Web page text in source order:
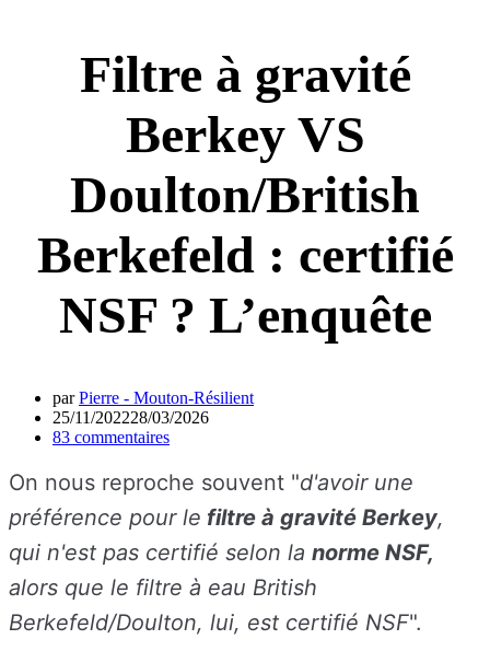
Filtre à gravité
Berkey VS
Doulton/British
Berkefeld : certifié
NSF ? L’enquête
parPierre - Mouton-Résilient
25/11/202228/03/2026
83 commentaires
On nous reproche souvent "d'avoir une
préférence pour le filtre à gravité Berkey,
qui n'est pas certifié selon la norme NSF,
alors que le filtre à eau British
Berkefeld/Doulton, lui, est certifié NSF".